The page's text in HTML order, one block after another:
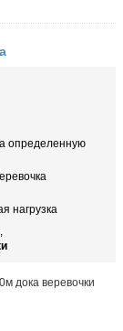
определенную
нагрузка
,
дока веревочки